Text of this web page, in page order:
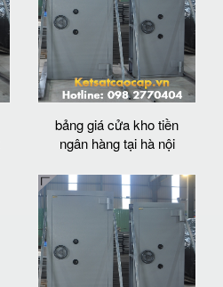
bảng giá cửa kho tiền
ngân hàng tại hà nội